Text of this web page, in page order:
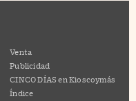
Venta
Publicidad
CINCO DÍAS en Kioscoymás
Índice